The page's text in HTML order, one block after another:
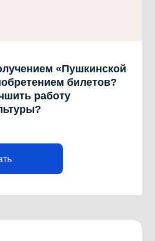
«Пушкинской
билетов?
работу